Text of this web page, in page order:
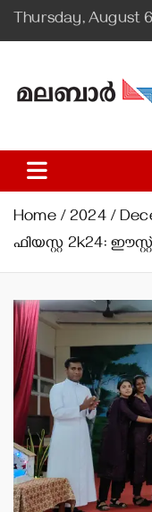
Skip
to
Thursday, August
Malabar
Illuminating Diocesan
Home 2024
ഫിയസ്റ്റ 2k24: